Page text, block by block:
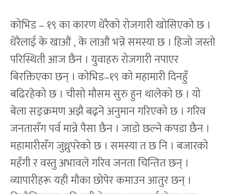
कोभिड – १९ का कारण धेरैको रोजगारी खोसिएको छ ।
धेरैलाई के खाऔं , के लाऔं भन्ने समस्या छ । हिजो जस्तो
परिस्थिती आज छैन । युवाहरु रोजगारी नपाएर
बिरक्तिएका छन् । कोभिड–१९ को महामारी दिनहुँ
बढिरहेको छ । चीसो मौसम सुरु हुन थालेको छ । यो
बेला सङ्क्रमण अझै बढ्ने अनुमान गरिएको छ । गरिव
जनतासँग पर्व मान्ने पैसा छैन । जाडो छल्ने कपडा छैन ।
महामारीसँग जुध्नुपरेको छ । समस्या त छ नि । बजारको
महँगी र वस्तु अभावले गरिव जनता चिन्तित छन् ।
व्यापारीहरू यही मौका छोपेर कमाउन आतुर छन् ।